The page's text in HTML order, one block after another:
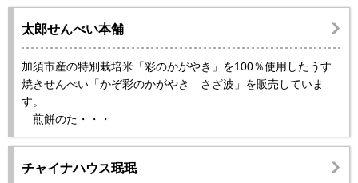
太郎せんべい本舗
加須市産の特別栽培米「彩のかがやき」を100％使用したうす
焼きせんべい「かぞ彩のかがやき さざ波」を販売していま
す。
煎餅のた・・・
チャイナハウス珉珉